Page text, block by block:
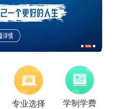
专业选择 学制学费